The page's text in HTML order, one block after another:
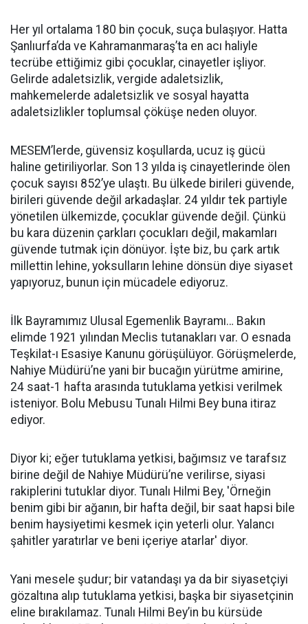
Her yıl ortalama 180 bin çocuk, suça bulaşıyor. Hatta
Şanlıurfa’da ve Kahramanmaraş’ta en acı haliyle
tecrübe ettiğimiz gibi çocuklar, cinayetler işliyor.
Gelirde adaletsizlik, vergide adaletsizlik,
mahkemelerde adaletsizlik ve sosyal hayatta
adaletsizlikler toplumsal çöküşe neden oluyor.
MESEM’lerde, güvensiz koşullarda, ucuz iş gücü
haline getiriliyorlar. Son 13 yılda iş cinayetlerinde ölen
çocuk sayısı 852’ye ulaştı. Bu ülkede birileri güvende,
birileri güvende değil arkadaşlar. 24 yıldır tek partiyle
yönetilen ülkemizde, çocuklar güvende değil. Çünkü
bu kara düzenin çarkları çocukları değil, makamları
güvende tutmak için dönüyor. İşte biz, bu çark artık
millettin lehine, yoksulların lehine dönsün diye siyaset
yapıyoruz, bunun için mücadele ediyoruz.
İlk Bayramımız Ulusal Egemenlik Bayramı… Bakın
elimde 1921 yılından Meclis tutanakları var. O esnada
Teşkilat-ı Esasiye Kanunu görüşülüyor. Görüşmelerde,
Nahiye Müdürü’ne yani bir bucağın yürütme amirine,
24 saat-1 hafta arasında tutuklama yetkisi verilmek
isteniyor. Bolu Mebusu Tunalı Hilmi Bey buna itiraz
ediyor.
Diyor ki; eğer tutuklama yetkisi, bağımsız ve tarafsız
birine değil de Nahiye Müdürü’ne verilirse, siyasi
rakiplerini tutuklar diyor. Tunalı Hilmi Bey, 'Örneğin
benim gibi bir ağanın, bir hafta değil, bir saat hapsi bile
benim haysiyetimi kesmek için yeterli olur. Yalancı
şahitler yaratırlar ve beni içeriye atarlar' diyor.
Yani mesele şudur; bir vatandaşı ya da bir siyasetçiyi
gözaltına alıp tutuklama yetkisi, başka bir siyasetçinin
eline bırakılamaz. Tunalı Hilmi Bey’in bu kürsüde